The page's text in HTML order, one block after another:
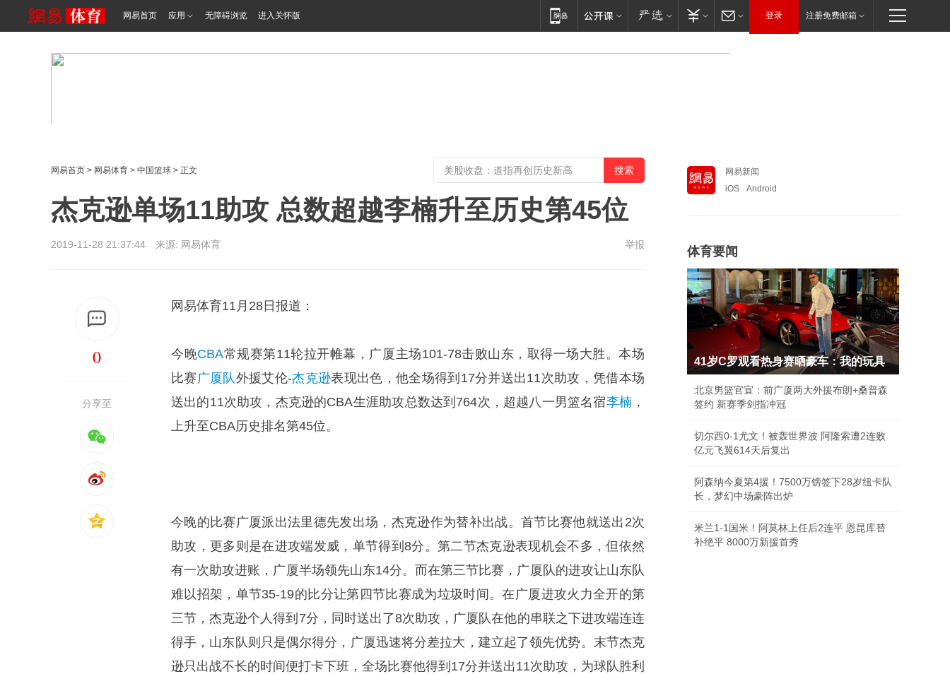
网易首页 应用 无障碍浏览 进入关怀版 登录 注册免费邮箱
网易首页 > 网易体育 > 中国篮球 > 正文
杰克逊单场11助攻 总数超越李楠升至历史第45位
2019-11-28 21:37:44 来源: 网易体育 举报
0
分享至
网易体育11月28日报道：
今晚CBA常规赛第11轮拉开帷幕，广厦主场101-78击败山东，取得一场大胜。本场
比赛 广厦队外援艾伦-杰克逊表现出色，他全场得到17分并送出11次助攻，凭借本场
送出的11次助攻，杰克逊的CBA生涯助攻总数达到764次，超越八一男篮名宿李楠 ，
上升至CBA历史排名第45位。
今晚的比赛广厦派出法里德先发出场，杰克逊作为替补出战。首节比赛他就送出2次
助攻，更多则是在进攻端发威，单节得到8分。第二节杰克逊表现机会不多，但依然
有一次助攻进账，广厦半场领先山东14分。而在第三节比赛，广厦队的进攻让山东队
难以招架，单节35-19的比分让第四节比赛成为垃圾时间。在广厦进攻火力全开的第
三节，杰克逊个人得到7分，同时送出了8次助攻，广厦队在他的串联之下进攻端连连
得手，山东队则只是偶尔得分，广厦迅速将分差拉大，建立起了领先优势。末节杰克
逊只出战不长的时间便打卡下班，全场比赛他得到17分并送出11次助攻，为球队胜利
网易新闻
iOS
Android
体育要闻
41岁C罗观看热身赛晒豪车：我的玩具
北京男篮官宣：前广厦两大外援布朗+桑普森
签约 新赛季剑指冲冠
切尔西0-1尤文！被轰世界波 阿隆索遭2连败
亿元飞翼614天后复出
阿森纳今夏第4援！7500万镑签下28岁纽卡队
长，梦幻中场豪阵出炉
米兰1-1国米！阿莫林上任后2连平 恩昆库替
补绝平 8000万新援首秀